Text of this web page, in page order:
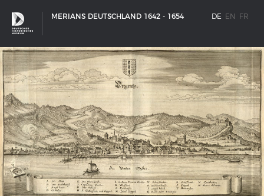
MERIANS DEUTSCHLAND 1642 - 1654 DE EN FR